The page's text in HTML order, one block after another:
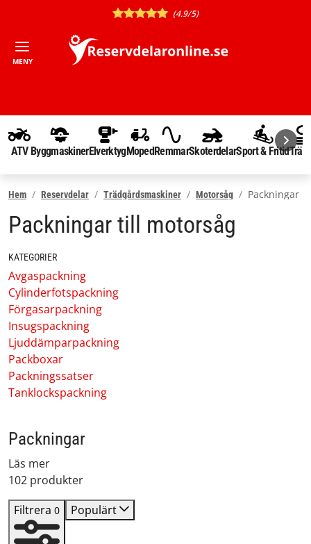
(4.9/5)
MENY
ATV ByggmaskinerElverktygMopedRemmarSkoterdelarSport & Fritid
Hem Reservdelar Trädgårdsmaskiner Motorsåg Packningar
Packningar till motorsåg
KATEGORIER
Avgaspackning
Cylinderfotspackning
Förgasarpackning
Insugspackning
Ljuddämparpackning
Packboxar
Packningssatser
Tanklockspackning
Packningar
Läs mer
102 produkter
Filtrera 0 Populärt